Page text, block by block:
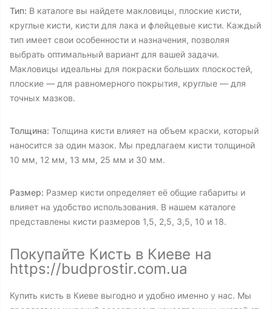
Тип: В каталоге вы найдете макловицы, плоские кисти,
круглые кисти, кисти для лака и флейцевые кисти. Каждый
тип имеет свои особенности и назначения, позволяя
выбрать оптимальный вариант для вашей задачи.
Макловицы идеальны для покраски больших плоскостей,
плоские — для равномерного покрытия, круглые — для
точных мазков.
Толщина: Толщина кисти влияет на объем краски, который
наносится за один мазок. Мы предлагаем кисти толщиной
10 мм, 12 мм, 13 мм, 25 мм и 30 мм.
Размер: Размер кисти определяет её общие габариты и
влияет на удобство использования. В нашем каталоге
представлены кисти размеров 1,5, 2,5, 3,5, 10 и 18.
Покупайте Кисть в Киеве на
https://budprostir.com.ua
Купить кисть в Киеве выгодно и удобно именно у нас. Мы